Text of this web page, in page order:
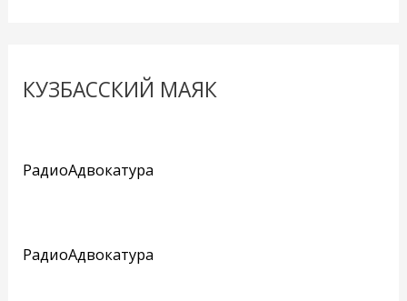
КУЗБАССКИЙ МАЯК
РадиоАдвокатура
РадиоАдвокатура